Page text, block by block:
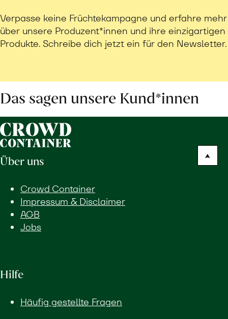
Verpasse keine Früchtekampagne und erfahre mehr
über unsere Produzent*innen und ihre einzigartigen
Produkte. Schreibe dich jetzt ein für den Newsletter.
Das sagen unsere Kund*innen
Über uns
Crowd Container
Impressum & Disclaimer
AGB
Jobs
Hilfe
Häufig gestellte Fragen